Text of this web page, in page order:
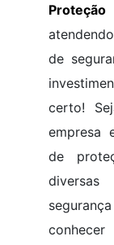
de
certo!
empresa
de